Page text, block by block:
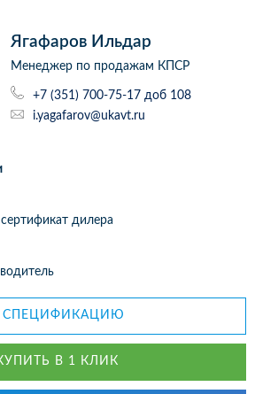
Ягафаров Ильдар
Менеджер по продажам КПСР
+7 (351) 700-75-17 доб 108
i.yagafarov@ukavt.ru
дилера
СПЕЦИФИКАЦИЮ
В 1 КЛИК